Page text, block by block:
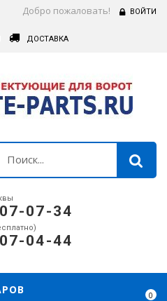
Добро пожаловать! ВОЙТИ
ДОСТАВКА
07-34
04-44
0